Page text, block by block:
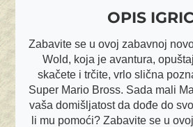
OPIS
Zabavite se u ovoj zabavnoj
Wold, koja je avantura,
skačete i trčite, vrlo slična
Super Mario Bross. Sada mali
vaša domišljatost da dođe do
li mu pomoći? Zabavite se u